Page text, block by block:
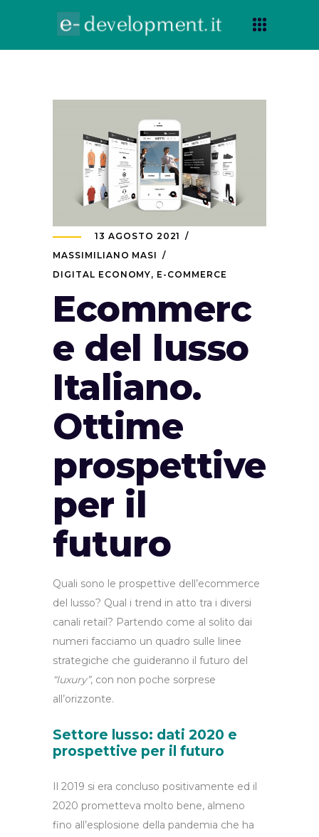
13 AGOSTO 2021
MASSIMILIANO MASI
DIGITAL ECONOMY, E-COMMERCE
Ecommerc
e del lusso
Italiano.
Ottime
prospettive
per il
futuro
Quali sono le prospettive dell’ecommerce
del lusso? Qual i trend in atto tra i diversi
canali retail? Partendo come al solito dai
numeri facciamo un quadro sulle linee
strategiche che guideranno il futuro del
“luxury”, con non poche sorprese
all’orizzonte.
Settore lusso: dati 2020 e
prospettive per il futuro
Il 2019 si era concluso positivamente ed il
2020 prometteva molto bene, almeno
fino all’esplosione della pandemia che ha